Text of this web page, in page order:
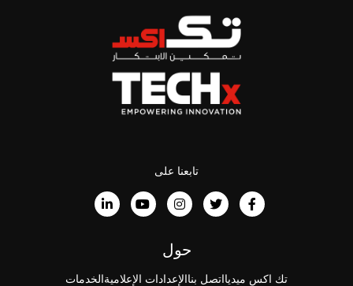
تابعنا على
حول
تك اكس ميديااتصل بناالإعدادات الإعلاميةالخدمات